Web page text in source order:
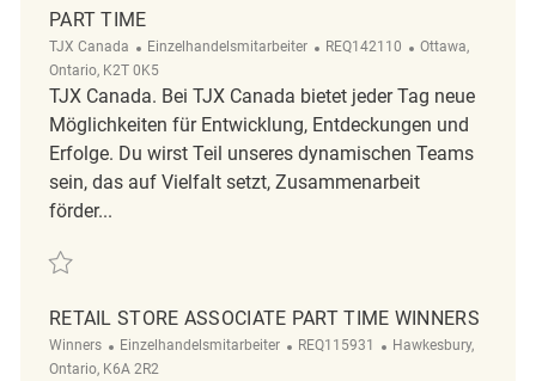
PART TIME
TJX Canada Kategorie
Einzelhandelsmitarbeiter ReqId
REQ142110 Ort
Ottawa,
Ontario, K2T 0K5
TJX Canada. Bei TJX Canada bietet jeder Tag neue
Möglichkeiten für Entwicklung, Entdeckungen und
Erfolge. Du wirst Teil unseres dynamischen Teams
sein, das auf Vielfalt setzt, Zusammenarbeit
förder...
Retten part time REQ142110
RETAIL STORE ASSOCIATE PART TIME WINNERS
Winners Kategorie
Einzelhandelsmitarbeiter ReqId
REQ115931 Ort
Hawkesbury,
Ontario, K6A 2R2